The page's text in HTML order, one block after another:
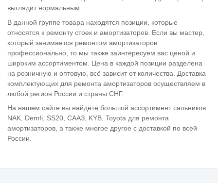
выглядит нормальным.
В данной группе товара находятся позиции, которые
относятся к ремонту стоек и амортизаторов. Если вы мастер,
который занимается ремонтом амортизаторов
профессионально, то мы также заинтересуем вас ценой и
широким ассортиментом. Цена в каждой позиции разделена
на розничную и оптовую, всё зависит от количества. Доставка
комплектующих для ремонта амортизаторов осуществляем в
любой регион России и страны СНГ.
На нашем сайте вы найдёте большой ассортимент сальников
NAK, Demfi, SS20, СААЗ, KYB, Toyota для ремонта
амортизаторов, а также многое другое с доставкой по всей
России.